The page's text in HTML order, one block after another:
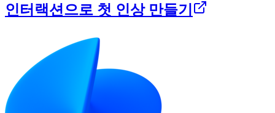
인터랙션으로 첫 인상 만들기